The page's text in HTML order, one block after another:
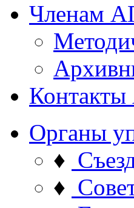
Членам
Органы
♦
♦